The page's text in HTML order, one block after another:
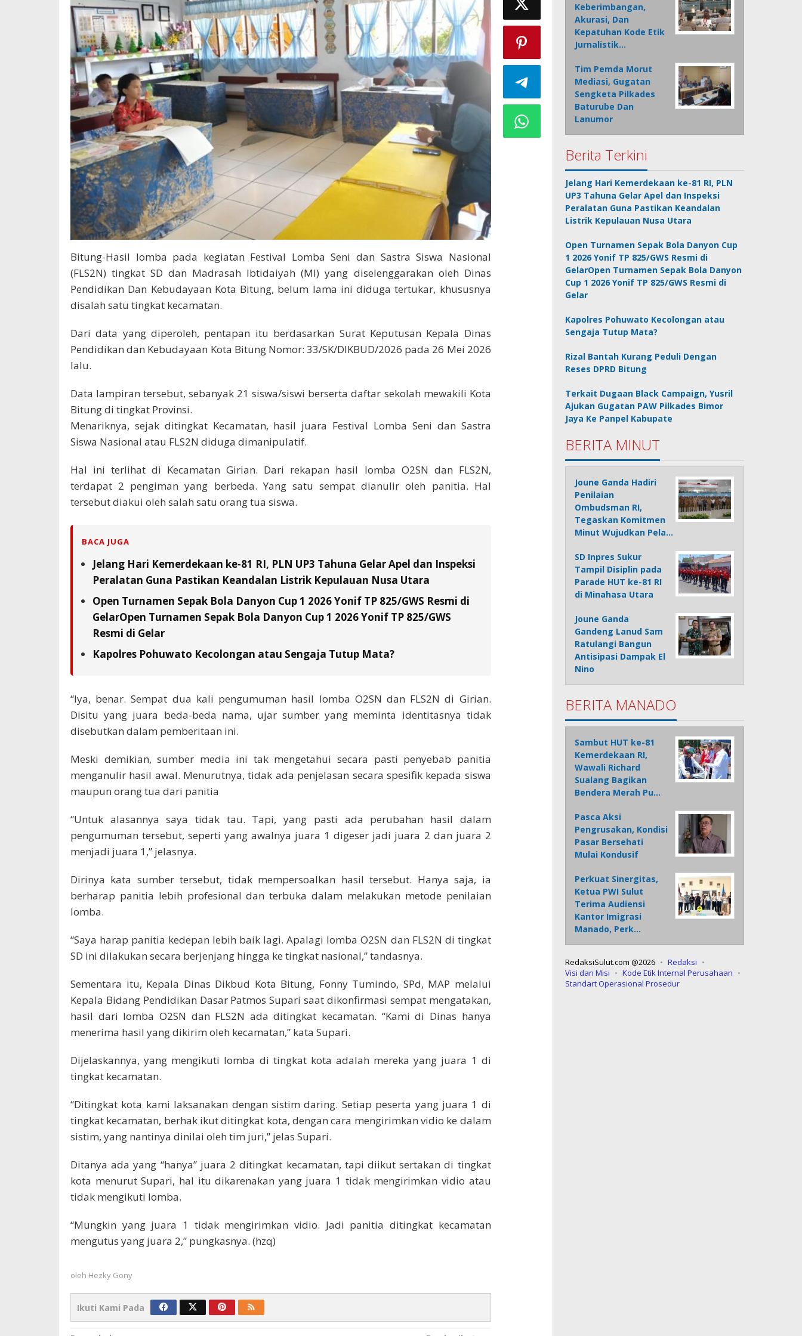
Bitung-Hasil lomba pada kegiatan Festival Lomba Seni dan Sastra Siswa Nasional
(FLS2N) tingkat SD dan Madrasah Ibtidaiyah (MI) yang diselenggarakan oleh Dinas
Pendidikan Dan Kebudayaan Kota Bitung, belum lama ini diduga tertukar, khususnya
disalah satu tingkat kecamatan.
Dari data yang diperoleh, pentapan itu berdasarkan Surat Keputusan Kepala Dinas
Pendidikan dan Kebudayaan Kota Bitung Nomor: 33/SK/DIKBUD/2026 pada 26 Mei 2026
lalu.
Data lampiran tersebut, sebanyak 21 siswa/siswi berserta daftar sekolah mewakili Kota
Bitung di tingkat Provinsi.
Menariknya, sejak ditingkat Kecamatan, hasil juara Festival Lomba Seni dan Sastra
Siswa Nasional atau FLS2N diduga dimanipulatif.
Hal ini terlihat di Kecamatan Girian. Dari rekapan hasil lomba O2SN dan FLS2N,
terdapat 2 pengiman yang berbeda. Yang satu sempat dianulir oleh panitia. Hal
tersebut diakui oleh salah satu orang tua siswa.
BACA JUGA
Jelang Hari Kemerdekaan ke-81 RI, PLN UP3 Tahuna Gelar Apel dan Inspeksi
Peralatan Guna Pastikan Keandalan Listrik Kepulauan Nusa Utara
Open Turnamen Sepak Bola Danyon Cup 1 2026 Yonif TP 825/GWS Resmi di
GelarOpen Turnamen Sepak Bola Danyon Cup 1 2026 Yonif TP 825/GWS
Resmi di Gelar
Kapolres Pohuwato Kecolongan atau Sengaja Tutup Mata?
“Iya, benar. Sempat dua kali pengumuman hasil lomba O2SN dan FLS2N di Girian.
Disitu yang juara beda-beda nama, ujar sumber yang meminta identitasnya tidak
disebutkan dalam pemberitaan ini.
Meski demikian, sumber media ini tak mengetahui secara pasti penyebab panitia
menganulir hasil awal. Menurutnya, tidak ada penjelasan secara spesifik kepada siswa
maupun orang tua dari panitia
“Untuk alasannya saya tidak tau. Tapi, yang pasti ada perubahan hasil dalam
pengumuman tersebut, seperti yang awalnya juara 1 digeser jadi juara 2 dan juara 2
menjadi juara 1,” jelasnya.
Dirinya kata sumber tersebut, tidak mempersoalkan hasil tersebut. Hanya saja, ia
berharap panitia lebih profesional dan terbuka dalam melakukan metode penilaian
lomba.
“Saya harap panitia kedepan lebih baik lagi. Apalagi lomba O2SN dan FLS2N di tingkat
SD ini dilakukan secara berjenjang hingga ke tingkat nasional,” tandasnya.
Sementara itu, Kepala Dinas Dikbud Kota Bitung, Fonny Tumindo, SPd, MAP melalui
Kepala Bidang Pendidikan Dasar Patmos Supari saat dikonfirmasi sempat mengatakan,
hasil dari lomba O2SN dan FLS2N ada ditingkat kecamatan. “Kami di Dinas hanya
menerima hasil yang dikirim oleh kecamatan,” kata Supari.
Dijelaskannya, yang mengikuti lomba di tingkat kota adalah mereka yang juara 1 di
tingkat kecamatan.
“Ditingkat kota kami laksanakan dengan sistim daring. Setiap peserta yang juara 1 di
tingkat kecamatan, berhak ikut ditingkat kota, dengan cara mengirimkan vidio ke dalam
sistim, yang nantinya dinilai oleh tim juri,” jelas Supari.
Ditanya ada yang “hanya” juara 2 ditingkat kecamatan, tapi diikut sertakan di tingkat
kota menurut Supari, hal itu dikarenakan yang juara 1 tidak mengirimkan vidio atau
tidak mengikuti lomba.
“Mungkin yang juara 1 tidak mengirimkan vidio. Jadi panitia ditingkat kecamatan
mengutus yang juara 2,” pungkasnya. (hzq)
oleh Hezky Gony
Ikuti Kami Pada
Keberimbangan,
Akurasi, Dan
Kepatuhan Kode Etik
Jurnalistik…
Tim Pemda Morut
Mediasi, Gugatan
Sengketa Pilkades
Baturube Dan
Lanumor
Berita Terkini
Jelang Hari Kemerdekaan ke-81 RI, PLN
UP3 Tahuna Gelar Apel dan Inspeksi
Peralatan Guna Pastikan Keandalan
Listrik Kepulauan Nusa Utara
Open Turnamen Sepak Bola Danyon Cup
1 2026 Yonif TP 825/GWS Resmi di
GelarOpen Turnamen Sepak Bola Danyon
Cup 1 2026 Yonif TP 825/GWS Resmi di
Gelar
Kapolres Pohuwato Kecolongan atau
Sengaja Tutup Mata?
Rizal Bantah Kurang Peduli Dengan
Reses DPRD Bitung
Terkait Dugaan Black Campaign, Yusril
Ajukan Gugatan PAW Pilkades Bimor
Jaya Ke Panpel Kabupate
BERITA MINUT
Joune Ganda Hadiri
Penilaian
Ombudsman RI,
Tegaskan Komitmen
Minut Wujudkan Pela…
SD Inpres Sukur
Tampil Disiplin pada
Parade HUT ke-81 RI
di Minahasa Utara
Joune Ganda
Gandeng Lanud Sam
Ratulangi Bangun
Antisipasi Dampak El
Nino
BERITA MANADO
Sambut HUT ke-81
Kemerdekaan RI,
Wawali Richard
Sualang Bagikan
Bendera Merah Pu…
Pasca Aksi
Pengrusakan, Kondisi
Pasar Bersehati
Mulai Kondusif
Perkuat Sinergitas,
Ketua PWI Sulut
Terima Audiensi
Kantor Imigrasi
Manado, Perk…
RedaksiSulut.com @2026
Redaksi
Visi dan Misi
Kode Etik Internal Perusahaan
Standart Operasional Prosedur